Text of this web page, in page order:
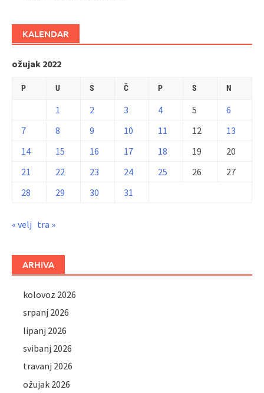
KALENDAR
ožujak 2022
P U S Č P S N
1 2 3 4 5
6
7
8 9 10 11 12
13
14
15 16 17 18 19
20
21
22 23 24 25 26
27
28
29 30 31
« velj tra »
ARHIVA
kolovoz 2026
srpanj 2026
lipanj 2026
svibanj 2026
travanj 2026
ožujak 2026